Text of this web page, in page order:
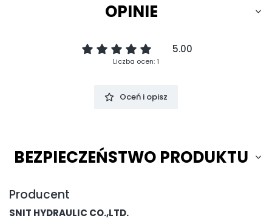
OPINIE
5.00
Liczba ocen: 1
Oceń i opisz
BEZPIECZEŃSTWO PRODUKTU
Producent
SNIT HYDRAULIC CO.,LTD.